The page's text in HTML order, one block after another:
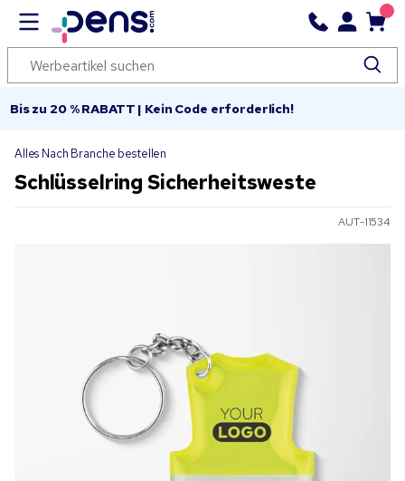
Bis zu 20 % RABATT | Kein Code erforderlich!
Alles Nach Branche bestellen
Schlüsselring Sicherheitsweste
AUT-11534